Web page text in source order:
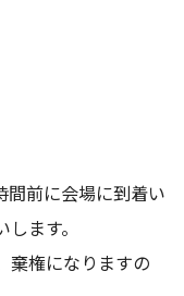
間前に会場に到着い
ます。
棄権になりますの